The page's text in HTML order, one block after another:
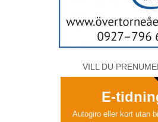
VILL DU
E-
Autogiro eller kort utan